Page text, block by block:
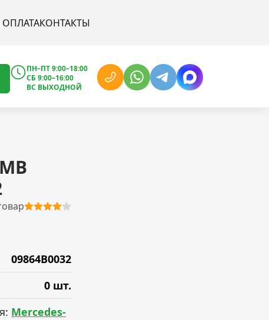
ОПЛАТАКОНТАКТЫ
ПН–ПТ 9:00–18:00
СБ 9:00–16:00
ВС ВЫХОДНОЙ
09864B0032
0 шт.
Mercedes-